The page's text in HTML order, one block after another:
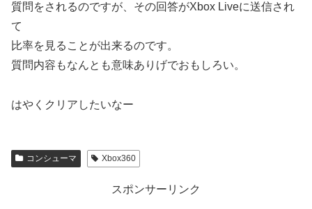
質問をされるのですが、その回答がXbox Liveに送信され
て
比率を見ることが出来るのです。
質問内容もなんとも意味ありげでおもしろい。
はやくクリアしたいなー
コンシューマ Xbox360
スポンサーリンク